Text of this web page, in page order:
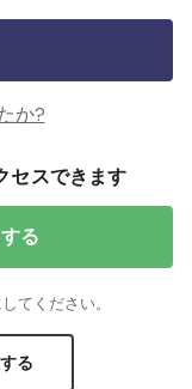
か?
セスできます
る
てください。
る